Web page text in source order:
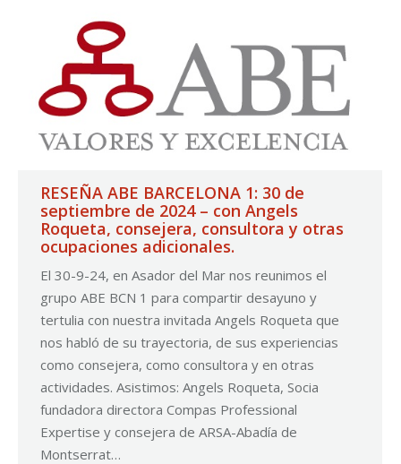
RESEÑA ABE BARCELONA 1: 30 de
septiembre de 2024 – con Angels
Roqueta, consejera, consultora y otras
ocupaciones adicionales.
El 30-9-24, en Asador del Mar nos reunimos el
grupo ABE BCN 1 para compartir desayuno y
tertulia con nuestra invitada Angels Roqueta que
nos habló de su trayectoria, de sus experiencias
como consejera, como consultora y en otras
actividades. Asistimos: Angels Roqueta, Socia
fundadora directora Compas Professional
Expertise y consejera de ARSA-Abadía de
Montserrat…